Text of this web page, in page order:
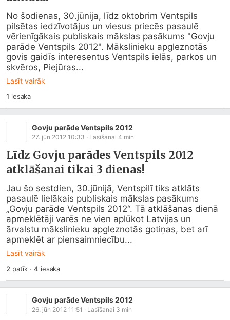
No šodienas, 30.jūnija, līdz oktobrim Ventspils
pilsētas iedzīvotājus un viesus priecēs pasaulē
vērienīgākais publiskais mākslas pasākums "Govju
parāde Ventspils 2012". Mākslinieku apgleznotās
govis gaidīs interesentus Ventspils ielās, parkos un
skvēros, Piejūras...
Lasīt vairāk
1 iesaka
Govju parāde Ventspils 2012
27. jūn 2012 10:33 · Lasīšanai 4 min
Līdz Govju parādes Ventspils 2012
atklāšanai tikai 3 dienas!
Jau šo sestdien, 30.jūnijā, Ventspilī tiks atklāts
pasaulē lielākais publiskais mākslas pasākums
„Govju parāde Ventspils 2012“. Tā atklāšanas dienā
apmeklētāji varēs ne vien aplūkot Latvijas un
ārvalstu mākslinieku apgleznotās gotiņas, bet arī
apmeklēt ar piensaimniecību...
Lasīt vairāk
2 patīk ·4 iesaka
Govju parāde Ventspils 2012
26. jūn 2012 11:51 · Lasīšanai 3 min